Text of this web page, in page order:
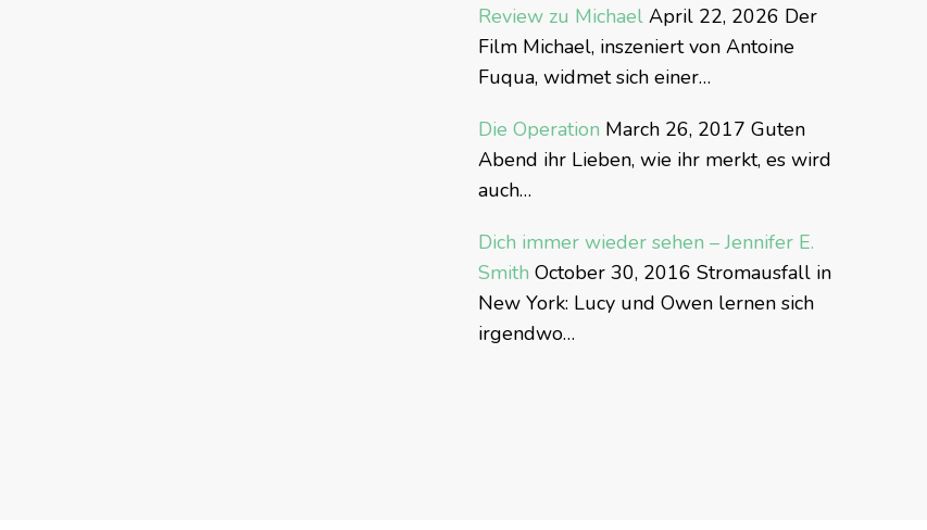
Review zu MichaelApril 22, 2026 Der
Film Michael, inszeniert von Antoine
Fuqua, widmet sich einer…
Die Operation March 26, 2017 Guten
Abend ihr Lieben, wie ihr merkt, es wird
auch…
Dich immer wieder sehen – Jennifer E.
Smith October 30, 2016 Stromausfall in
New York: Lucy und Owen lernen sich
irgendwo…